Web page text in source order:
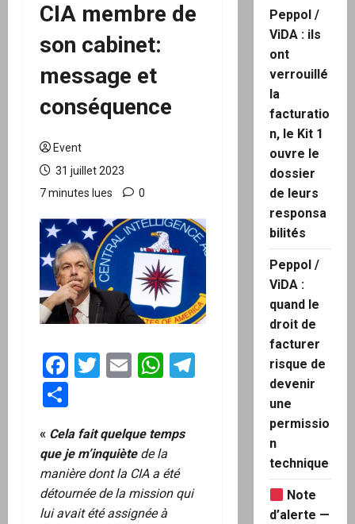
CIA membre de
son cabinet:
message et
conséquence
Event
31 juillet 2023
7 minutes lues
0
Facebook
Twitter
EmailWhatsApp
Telegram
« Cela fait quelque temps
que je m’inquiètede la
manière dont la CIA a été
détournée de la mission qui
lui avait été assignée à
Peppol /
ViDA : ils
ont
verrouillé
la
facturatio
n, le Kit 1
ouvre le
dossier
de leurs
responsa
bilités
Peppol /
ViDA :
quand le
droit de
facturer
risque de
devenir
une
permissio
n
technique
Note
d’alerte —